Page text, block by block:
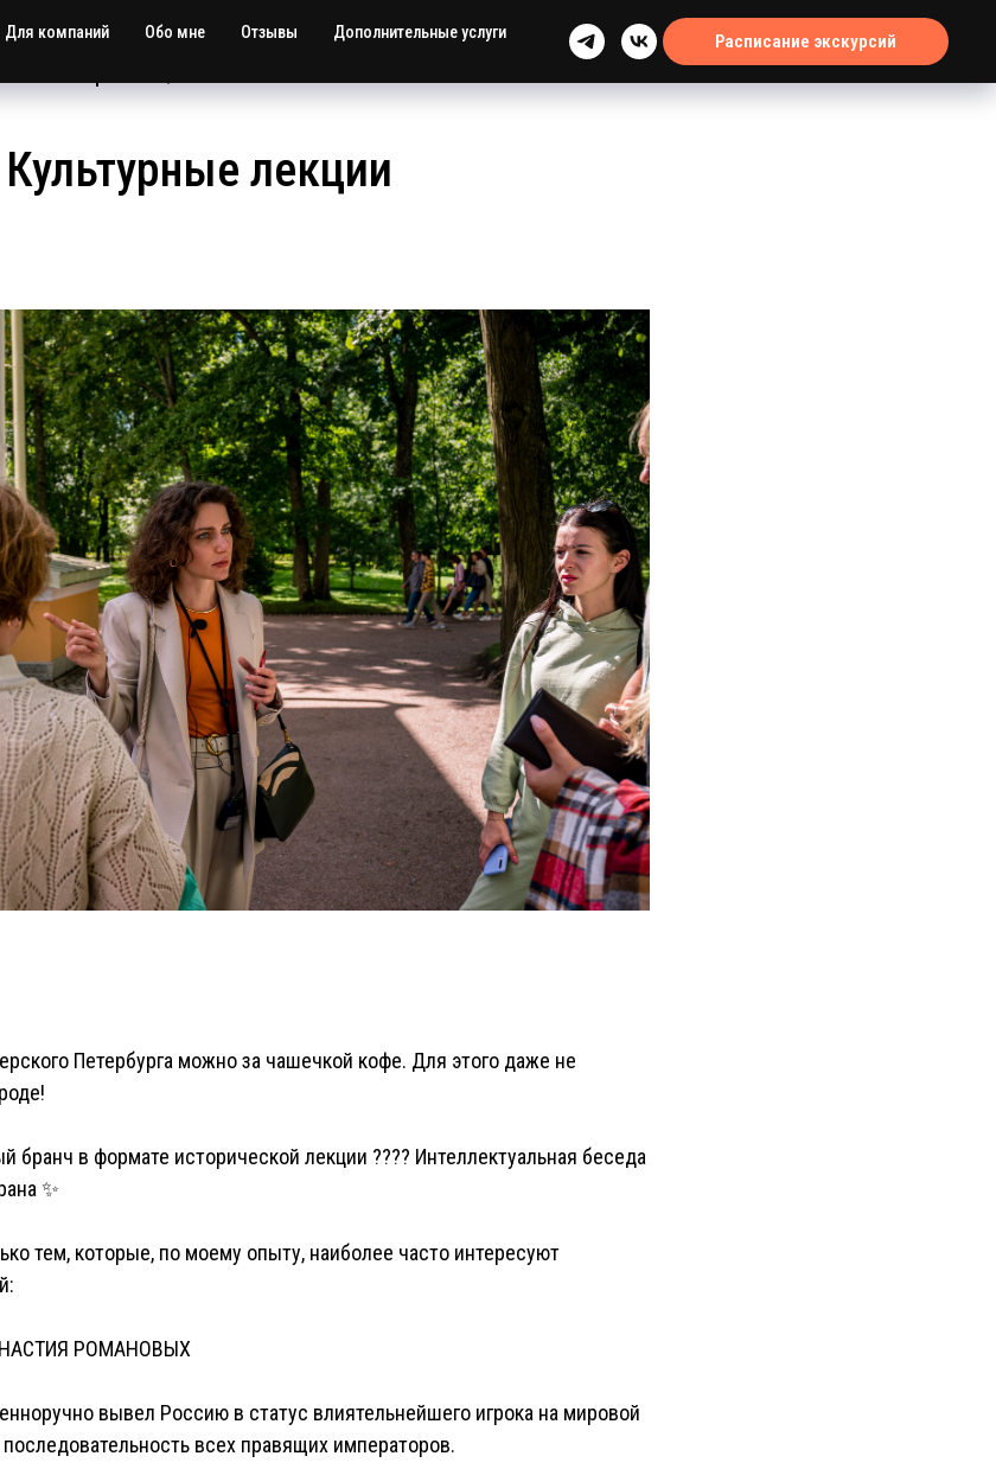
Для компаний Обо мне Отзывы
Дополнительные услуги
Расписание экскурсий
Культурные лекции
Петербурга можно за чашечкой кофе. Для этого даже не
бранч в формате исторической лекции ???? Интеллектуальная беседа
✨
тем, которые, по моему опыту, наиболее часто интересуют
РОМАНОВЫХ
вывел Россию в статус влиятельнейшего игрока на мировой
всех правящих императоров.